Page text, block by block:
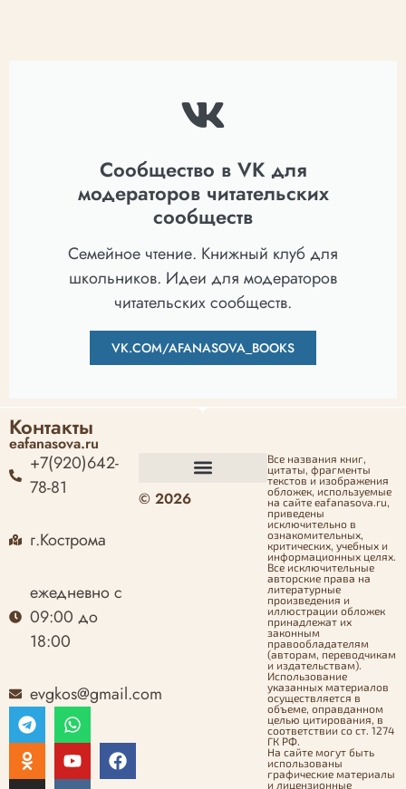
Сообщество в VK для
модераторов читательских
сообществ
Семейное чтение. Книжный клуб для
школьников. Идеи для модераторов
читательских сообществ.
VK.COM/AFANASOVA_BOOKS
Контакты
eafanasova.ru
+7(920)642-
78-81
г.Кострома
ежедневно с
09:00 до
18:00
evgkos@gmail.com
© 2026
Все названия книг,
цитаты, фрагменты
текстов и изображения
обложек, используемые
на сайте eafanasova.ru,
приведены
исключительно в
ознакомительных,
критических, учебных и
информационных целях.
Все исключительные
авторские права на
литературные
произведения и
иллюстрации обложек
принадлежат их
законным
правообладателям
(авторам, переводчикам
и издательствам).
Использование
указанных материалов
осуществляется в
объеме, оправданном
целью цитирования, в
соответствии со ст. 1274
ГК РФ.
На сайте могут быть
использованы
графические материалы
и лицензионные